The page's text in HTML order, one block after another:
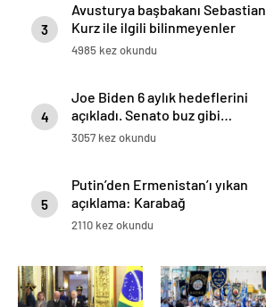
3
Avusturya başbakanı Sebastian
Kurz ile ilgili bilinmeyenler
4985 kez okundu
4
Joe Biden 6 aylık hedeflerini
açıkladı. Senato buz gibi…
3057 kez okundu
5
Putin’den Ermenistan’ı yıkan
açıklama: Karabağ
Azerbaycan’ın ayrılmaz bir
2110 kez okundu